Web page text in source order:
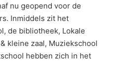
nu geopend voor de
Inmiddels zit het
de bibliotheek, Lokale
kleine zaal, Muziekschool
hebben zich in het